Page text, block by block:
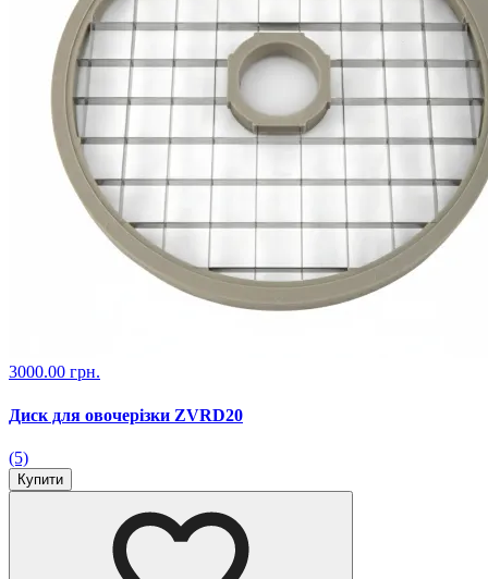
3000.00 грн.
Диск для овочерізки ZVRD20
(5)
Купити